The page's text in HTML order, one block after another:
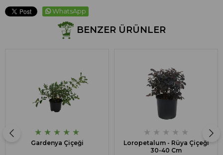
WhatsApp
BENZER ÜRÜNLER
★ ★ ★ ★ ★
Gardenya Çiçeği
★ ★ ★ ★ ★
Loropetalum - Rüya Çiçeği
30-40 Cm